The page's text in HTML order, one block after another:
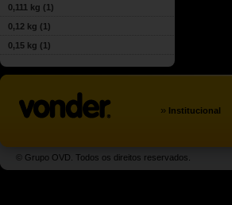
0,111 kg (1)
0,12 kg (1)
0,15 kg (1)
» Institucional
© Grupo OVD. Todos os direitos reservados.